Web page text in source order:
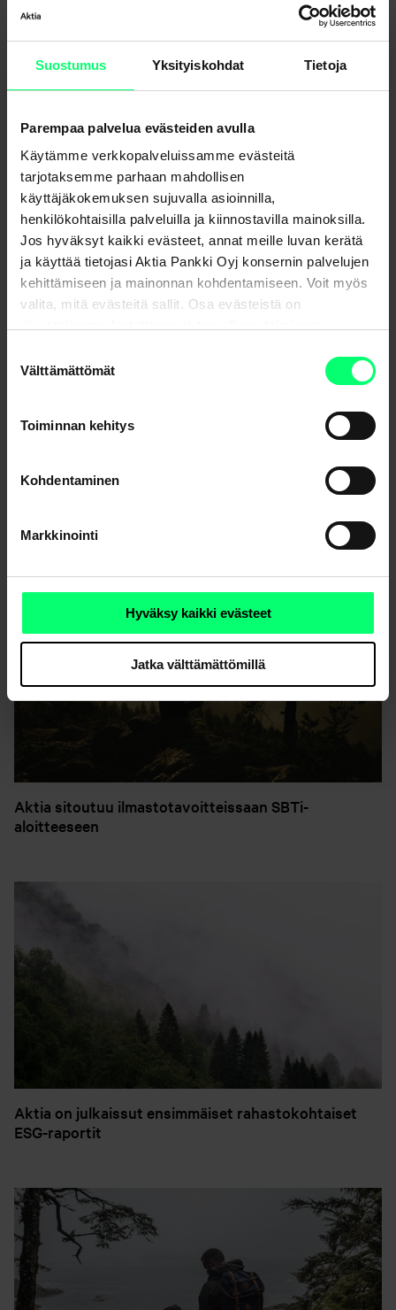
Suostumus Yksityiskohdat Tietoja
Parempaa palvelua evästeiden avulla
Käytämme verkkopalveluissamme evästeitä
tarjotaksemme parhaan mahdollisen
käyttäjäkokemuksen sujuvalla asioinnilla,
henkilökohtaisilla palveluilla ja kiinnostavilla mainoksilla.
Jos hyväksyt kaikki evästeet, annat meille luvan kerätä
ja käyttää tietojasi Aktia Pankki Oyj konsernin palvelujen
kehittämiseen ja mainonnan kohdentamiseen. Voit myös
valita, mitä evästeitä sallit. Osa evästeistä on
valinta
Välttämättömät
Toiminnan kehitys
Kohdentaminen
Markkinointi
Hyväksy kaikki evästeet
Jatka välttämättömillä
Ovatko sijoituksesi osa ongelmaa vai ongelman
ratkaisua? – Uusiutuvaan energiaan sijoittaminen on
nyt perustellumpaa kuin koskaan
Vaikuttamalla sijoituskohteidemme ESG-riskeihin
rakennamme kestävämpää maailmaa, jossa tuotoista
Aktia sitoutuu ilmastotavoitteissaan SBTi-
aloitteeseen
Aktia on julkaissut ensimmäiset rahastokohtaiset
ESG-raportit